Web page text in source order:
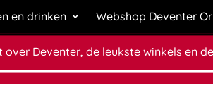
en drinken Webshop Deventer
Deventer, de leukste winkels en